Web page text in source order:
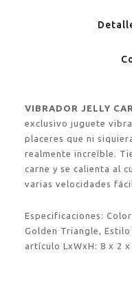
VIBRADOR JELLY
exclusivo juguete
placeres que ni
realmente increíble.
carne y se calienta al
varias velocidades
Especificaciones:
Golden Triangle,
artículo LxWxH: 8 x 2